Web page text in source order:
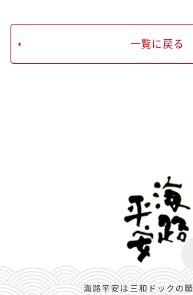
一覧に戻る
海路平安は三和ドックの願